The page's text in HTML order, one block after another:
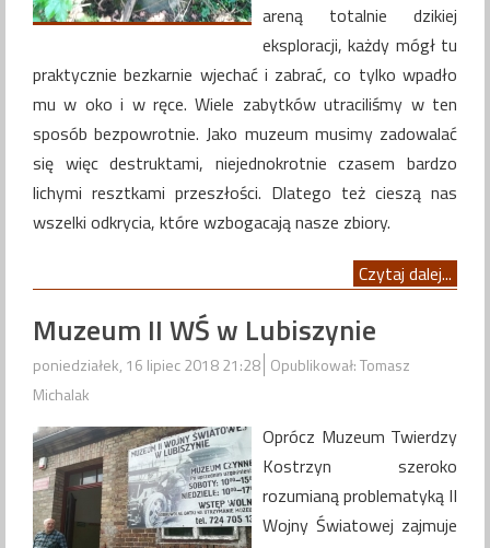
areną totalnie dzikiej
eksploracji, każdy mógł tu
praktycznie bezkarnie wjechać i zabrać, co tylko wpadło
mu w oko i w ręce. Wiele zabytków utraciliśmy w ten
sposób bezpowrotnie. Jako muzeum musimy zadowalać
się więc destruktami, niejednokrotnie czasem bardzo
lichymi resztkami przeszłości. Dlatego też cieszą nas
wszelki odkrycia, które wzbogacają nasze zbiory.
Czytaj dalej...
Muzeum II WŚ w Lubiszynie
poniedziałek, 16 lipiec 2018 21:28 Opublikował: Tomasz
Michalak
Oprócz Muzeum Twierdzy
Kostrzyn szeroko
rozumianą problematyką II
Wojny Światowej zajmuje